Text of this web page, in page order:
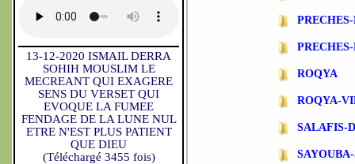
13-12-2020 ISMAIL DERRA
SOHIH MOUSLIM LE
MECREANT QUI EXAGERE
SENS DU VERSET QUI
EVOQUE LA FUMEE
FENDAGE DE LA LUNE NUL
ETRE N'EST PLUS PATIENT
QUE DIEU
(Téléchargé 3455 fois)
ROQYA
ROQYA-
SALAFIS-